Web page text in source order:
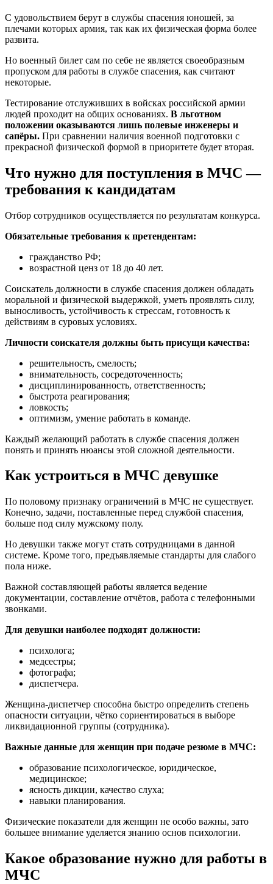
С удовольствием берут в службы спасения юношей, за
плечами которых армия, так как их физическая форма более
развита.
Но военный билет сам по себе не является своеобразным
пропуском для работы в службе спасения, как считают
некоторые.
Тестирование отслуживших в войсках российской армии
людей проходит на общих основаниях. В льготном
положении оказываются лишь полевые инженеры и
сапёры. При сравнении наличия военной подготовки с
прекрасной физической формой в приоритете будет вторая.
Что нужно для поступления в МЧС —
требования к кандидатам
Отбор сотрудников осуществляется по результатам конкурса.
Обязательные требования к претендентам:
гражданство РФ;
возрастной ценз от 18 до 40 лет.
Соискатель должности в службе спасения должен обладать
моральной и физической выдержкой, уметь проявлять силу,
выносливость, устойчивость к стрессам, готовность к
действиям в суровых условиях.
Личности соискателя должны быть присущи качества:
решительность, смелость;
внимательность, сосредоточенность;
дисциплинированность, ответственность;
быстрота реагирования;
ловкость;
оптимизм, умение работать в команде.
Каждый желающий работать в службе спасения должен
понять и принять нюансы этой сложной деятельности.
Как устроиться в МЧС девушке
По половому признаку ограничений в МЧС не существует.
Конечно, задачи, поставленные перед службой спасения,
больше под силу мужскому полу.
Но девушки также могут стать сотрудницами в данной
системе. Кроме того, предъявляемые стандарты для слабого
пола ниже.
Важной составляющей работы является ведение
документации, составление отчётов, работа с телефонными
звонками.
Для девушки наиболее подходят должности:
психолога;
медсестры;
фотографа;
диспетчера.
Женщина-диспетчер способна быстро определить степень
опасности ситуации, чётко сориентироваться в выборе
ликвидационной группы (сотрудника).
Важные данные для женщин при подаче резюме в МЧС:
образование психологическое, юридическое,
медицинское;
ясность дикции, качество слуха;
навыки планирования.
Физические показатели для женщин не особо важны, зато
большее внимание уделяется знанию основ психологии.
Какое образование нужно для работы в
МЧС